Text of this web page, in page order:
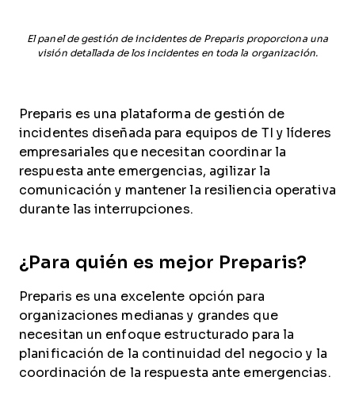
El panel de gestión de incidentes de Preparis proporciona una
visión detallada de los incidentes en toda la organización.
Preparis es una plataforma de gestión de
incidentes diseñada para equipos de TI y líderes
empresariales que necesitan coordinar la
respuesta ante emergencias, agilizar la
comunicación y mantener la resiliencia operativa
durante las interrupciones.
¿Para quién es mejor Preparis?
Preparis es una excelente opción para
organizaciones medianas y grandes que
necesitan un enfoque estructurado para la
planificación de la continuidad del negocio y la
coordinación de la respuesta ante emergencias.